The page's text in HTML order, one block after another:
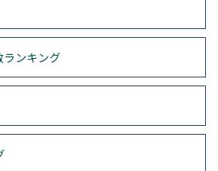
ランキング